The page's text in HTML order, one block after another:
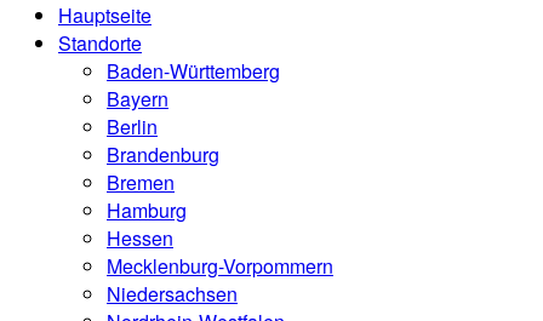
Hauptseite
Standorte
Baden-Württemberg
Bayern
Berlin
Brandenburg
Bremen
Hamburg
Hessen
Mecklenburg-Vorpommern
Niedersachsen